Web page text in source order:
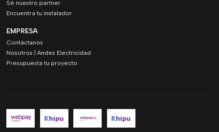
Sé nuestro partner
Encuentra tu instalador
EMPRESA
Contáctanos
Nosotros | Andes Electricidad
Presupuesta tu proyecto